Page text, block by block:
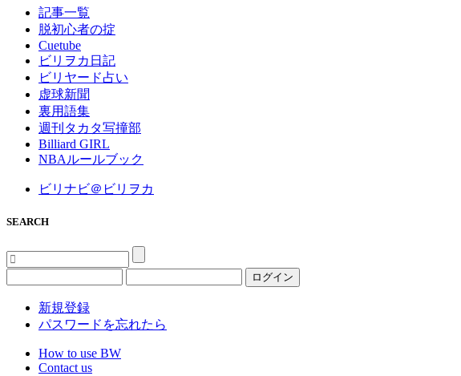
記事一覧
脱初心者の掟
Cuetube
ビリヲカ日記
ビリヤード占い
虚球新聞
裏用語集
週刊タカタ写撞部
Billiard GIRL
NBAルールブック
ビリナビ＠ビリヲカ
SEARCH
ログイン
新規登録
パスワードを忘れたら
How to use BW
Contact us